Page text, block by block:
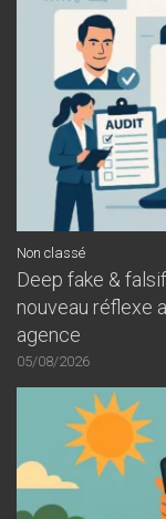
Non classé
Deep fake &
nouveau réflexe
agence
05/08/2026